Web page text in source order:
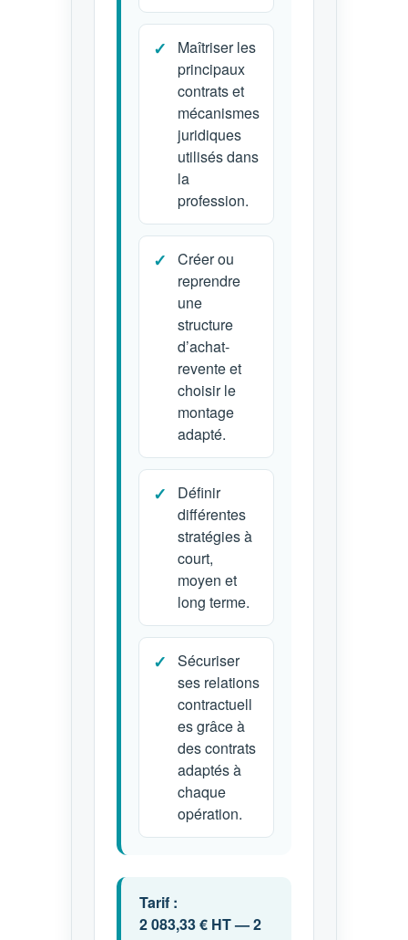
Maîtriser les
principaux
contrats et
mécanismes
juridiques
utilisés dans
la
profession.
Créer ou
reprendre
une
structure
d’achat-
revente et
choisir le
montage
adapté.
Définir
différentes
stratégies à
court,
moyen et
long terme.
Sécuriser
ses relations
contractuell
es grâce à
des contrats
adaptés à
chaque
opération.
Tarif :
2 083,33 € HT — 2